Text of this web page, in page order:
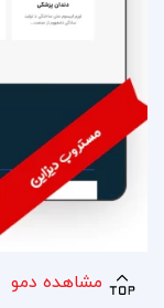
مشاهده دمو